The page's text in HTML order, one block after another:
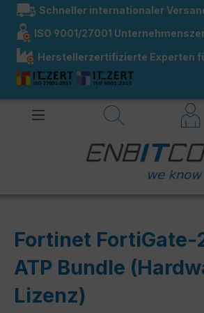
springen
Schneller internationaler
ISO 9001/27001
Herstellerzertifizierte Experten
Fortinet FortiGate-
ATP Bundle
Lizenz)